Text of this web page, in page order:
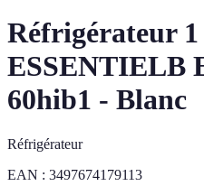
Réfrigérateur
ESSENTIELB
60hib1 - Blanc
Réfrigérateur
EAN : 3497674179113